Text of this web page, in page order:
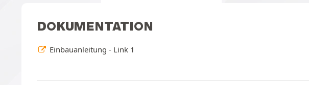
DOKUMENTATION
Einbauanleitung - Link 1